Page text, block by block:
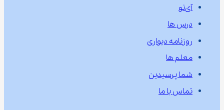
آی‌نو
درس ها
روزنامه دیواری
معلم ها
شما پرسیدین
تماس با ما